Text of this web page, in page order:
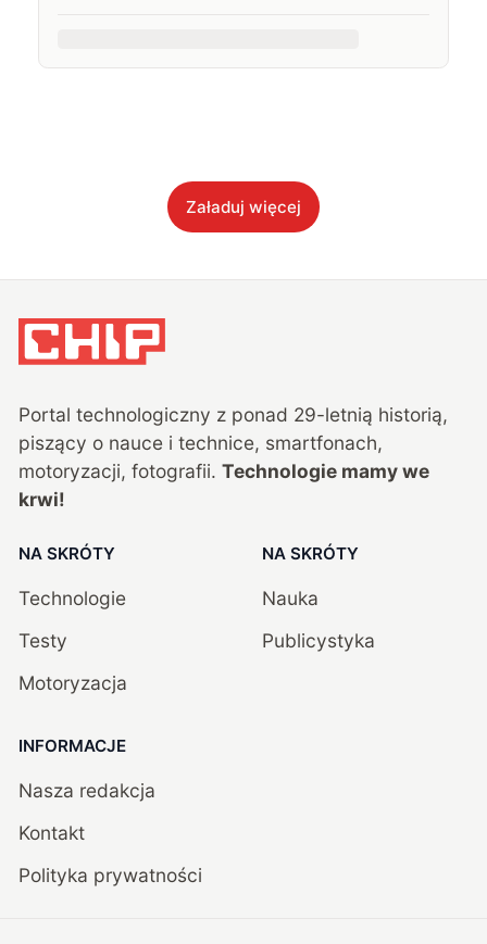
Załaduj więcej
Portal technologiczny z ponad 29-letnią historią,
piszący o nauce i technice, smartfonach,
motoryzacji, fotografii. Technologie mamy we
krwi!
NA SKRÓTY
Technologie
Testy
Motoryzacja
NA SKRÓTY
Nauka
Publicystyka
INFORMACJE
Nasza redakcja
Kontakt
Polityka prywatności